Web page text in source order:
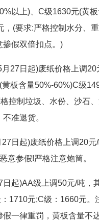
以上)、C级1630元(黄
(要求:严格控制水分、
掺假双倍扣点。)
日起)废纸价格上调20
板含量50%-60%)C级
控制垃圾、水份、沙石
准退货。
起)废纸价格上调20元/
意参假!严格注意炮筒。
)AA级上调50元/吨，
1710元;C级：1660元
一律重罚，黄板含量不